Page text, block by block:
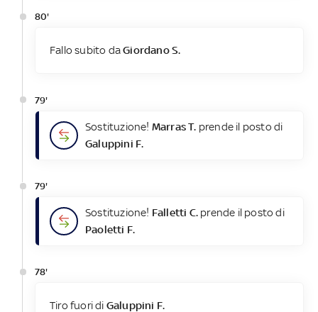
80'
Fallo subito daGiordano S.
79'
Sostituzione! Marras T. prende il posto di
Galuppini F.
79'
Sostituzione! Falletti C. prende il posto di
Paoletti F.
78'
Tiro fuori di Galuppini F.